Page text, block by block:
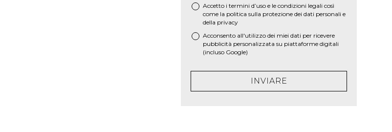
* Accetto i termini d’uso e le condizioni legali così
come la politica sulla protezione dei dati personali e
della privacy
Acconsento all'utilizzo dei miei dati per ricevere
pubblicità personalizzata su piattaforme digitali
(incluso Google)
INVIARE